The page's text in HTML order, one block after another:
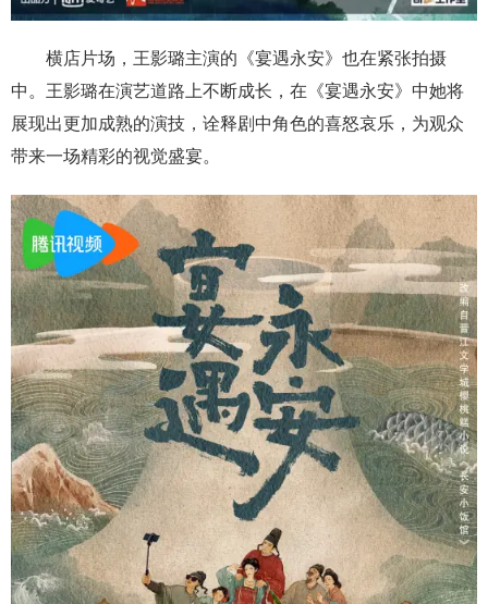
横店片场，王影璐主演的《宴遇永安》也在紧张拍摄
中。王影璐在演艺道路上不断成长，在《宴遇永安》中她将
展现出更加成熟的演技，诠释剧中角色的喜怒哀乐，为观众
带来一场精彩的视觉盛宴。